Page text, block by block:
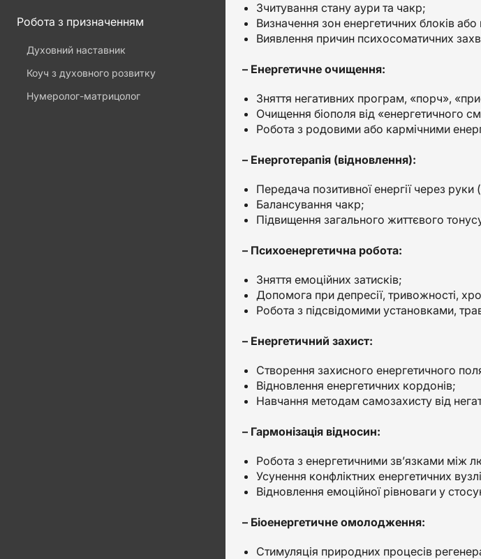
Зчитування стану аури та чакр;
Визначення зон енергетичних блоків
Виявлення причин психосоматичних
– Енергетичне очищення:
Зняття негативних програм, «порч»,
Очищення біополя від «енергетичного
Робота з родовими або кармічними
– Енерготерапія (відновлення):
Передача позитивної енергії через
Балансування чакр;
Підвищення загального життєвого
– Психоенергетична робота:
Зняття емоційних затисків;
Допомога при депресії, тривожності,
Робота з підсвідомими установками,
– Енергетичний захист:
Створення захисного енергетичного
Відновлення енергетичних кордонів;
Навчання методам самозахисту від
– Гармонізація відносин:
Робота з енергетичними зв’язками між
Усунення конфліктних енергетичних
Відновлення емоційної рівноваги у
– Біоенергетичне омолодження:
Стимуляція природних процесів
Робота з призначенням
Духовний наставник
Коуч з духовного розвитку
Нумеролог-матрицолог